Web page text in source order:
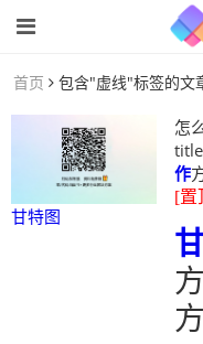
首页 包含"虚线"标签的文
甘特图
怎
作
[置